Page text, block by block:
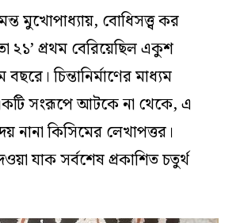
মুখোপাধ্যায়, বোধিসত্ত্ব কর
২১’ প্রথম বেরিয়েছিল একুশ
চিন্তানির্মাণের মাধ্যম
সংরূপে আটকে না থেকে, এ
নানা কিসিমের লেখাপত্তর।
যাক সর্বশেষ প্রকাশিত চতুর্থ